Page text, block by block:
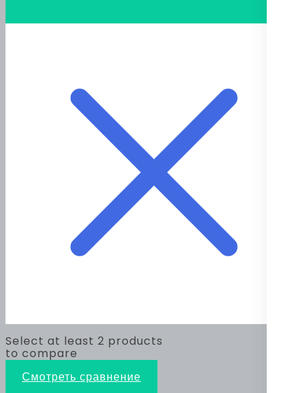
Select at least 2 products
to compare
Смотреть сравнение